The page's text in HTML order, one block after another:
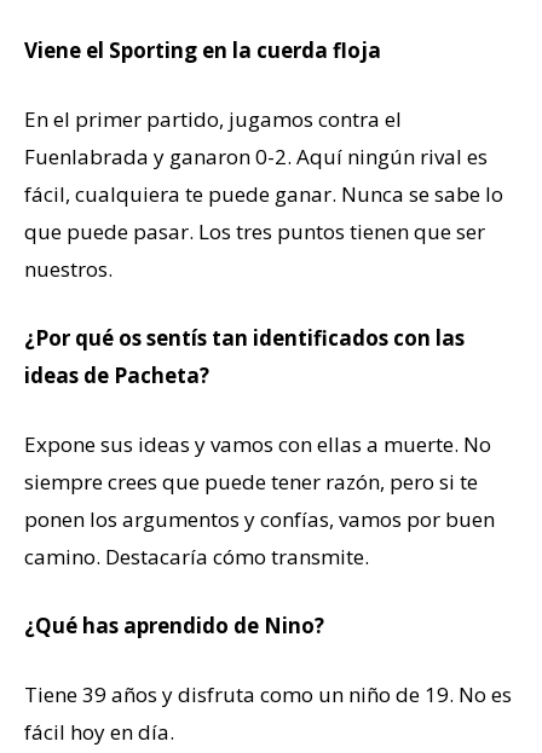
Viene el Sporting en la cuerda floja
En el primer partido, jugamos contra el
Fuenlabrada y ganaron 0-2. Aquí ningún rival es
fácil, cualquiera te puede ganar. Nunca se sabe lo
que puede pasar. Los tres puntos tienen que ser
nuestros.
¿Por qué os sentís tan identificados con las
ideas de Pacheta?
Expone sus ideas y vamos con ellas a muerte. No
siempre crees que puede tener razón, pero si te
ponen los argumentos y confías, vamos por buen
camino. Destacaría cómo transmite.
¿Qué has aprendido de Nino?
Tiene 39 años y disfruta como un niño de 19. No es
fácil hoy en día.